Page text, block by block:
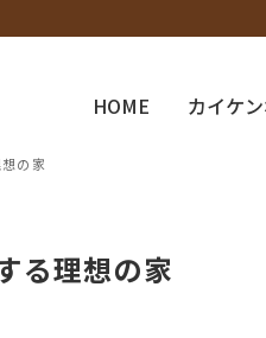
HOME カイケ
の家
る理想の家